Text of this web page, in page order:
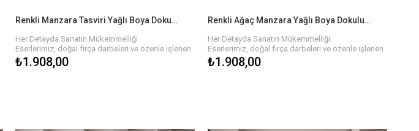
Renkli Manzara Tasviri Yağlı Boya Dokulu Tablo
Her Detayda Sanatın Mükemmelliği
Eserlerimiz, doğal fırça darbeleri ve özenle işlenen
detaylarla hayat buluyor. Yağlı boyaların zengin
dokusu, tablonun her köşesinde derinlik ve hareket
₺1.908,00
Renkli Ağaç Manzara Yağlı Boya Dokulu Tablo
Her Detayda Sanatın Mükemmelliği
Eserlerimiz, doğal fırça darbeleri ve özenle işlenen
detaylarla hayat buluyor. Yağlı boyaların zengin
dokusu, tablonun her köşesinde derinlik ve hareket
₺1.908,00